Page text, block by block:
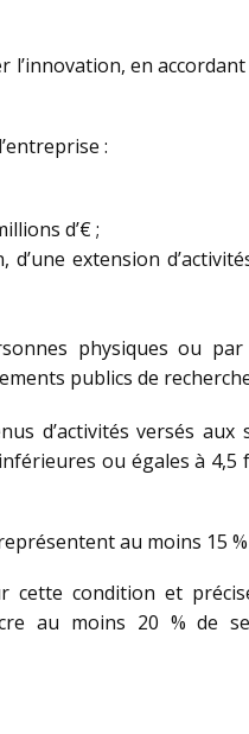
en
:
d’€ ;
extension
physiques ou par
publics de
d’activités versés
ou égales à 4,5
au moins 15
condition et
au moins 20 % de